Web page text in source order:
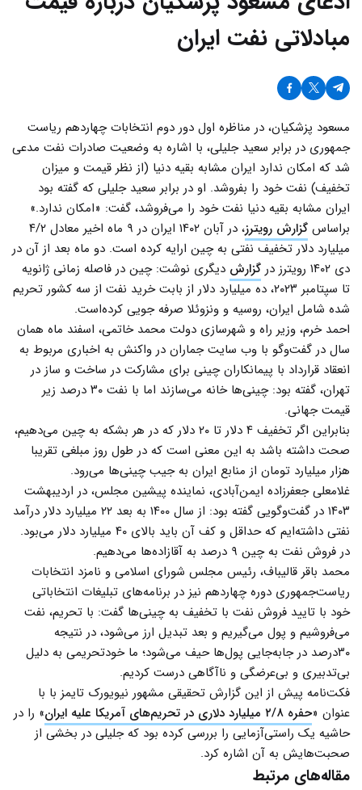
مبادلاتی نفت ایران
مسعود پزشکیان، در مناظره اول دور دوم انتخابات چهاردهم ریاست
جمهوری در برابر سعید جلیلی، با اشاره به وضعیت صادرات نفت مدعی
شد که امکان ندارد ایران مشابه بقیه دنیا (از نظر قیمت و میزان
تخفیف) نفت خود را بفروشد. او در برابر سعید جلیلی که گفته بود
ایران مشابه بقیه دنیا نفت خود را می‌فروشد، گفت: «امکان ندارد.»
براساس گزارش رویترز
، در آبان ۱۴۰۲ ایران در ۹ ماه اخیر معادل ۴/۲
میلیارد دلار تخفیف نفتی به چین ارایه کرده است. دو ماه بعد از آن در
دی ۱۴۰۲ رویترز در
گزارش دیگری نوشت: چین در فاصله زمانی ژانویه
تا سپتامبر ۲۰۲۳، ده میلیارد دلار از بابت خرید نفت از سه کشور تحریم
شده شامل ایران، روسیه و ونزوئلا صرفه جویی کرده‌است.
احمد خرم، وزیر راه و شهرسازی دولت محمد خاتمی، اسفند ماه همان
سال در گفت‌وگو با وب سایت جماران در واکنش به اخباری مربوط به
انعقاد قرارداد با پیمانکاران چینی برای مشارکت در ساخت و ساز در
تهران، گفته بود: چینی‌ها خانه می‌سازند اما با نفت ۳۰ درصد زیر
قیمت جهانی.
بنابراین اگر تخفیف ۴ دلار تا ۲۰ دلار که در هر بشکه به چین می‌دهیم،
صحت داشته باشد به این معنی است که در طول روز مبلغی تقریبا
هزار میلیارد تومان از منابع ایران به جیب چینی‌ها می‌رود.
غلامعلی جعفرزاده ایمن‌آبادی، نماینده پیشین مجلس، در اردیبهشت
۱۴۰۳ در گفت‌وگویی گفته بود: از سال ۱۴۰۰ به بعد ۲۲ میلیارد دلار درآمد
نفتی داشته‌ایم که حداقل و کف آن باید بالای ۴۰ میلیارد دلار می‌بود.
در فروش نفت به چین ۹ درصد به آقازاده‌ها می‌دهیم.
محمد باقر قالیباف، رئیس مجلس شورای اسلامی و نامزد انتخابات
ریاست‌جمهوری دوره چهاردهم نیز در برنامه‌های تبلیغات انتخاباتی
خود با تایید فروش نفت با تخفیف به چینی‌ها گفت: با تحریم، نفت
می‌فروشیم و پول می‌گیریم و بعد تبدیل ارز می‌شود، در نتیجه
۳۰درصد در جابه‌جایی پول‌ها حیف می‌شود؛ ما خودتحریمی به دلیل
بی‌تدبیری و بی‌عرضگی و ناآگاهی درست کردیم.
فکت‌نامه پیش از این گزارش تحقیقی مشهور نیویورک تایمز با با
عنوان «حفره ۲/۸ میلیارد دلاری در تحریم‌های آمریکا علیه ایران
» را در
حاشیه یک راستی‌آزمایی را بررسی کرده بود که جلیلی در بخشی از
صحبت‌هایش به آن اشاره کرد.
مقاله‌های مرتبط